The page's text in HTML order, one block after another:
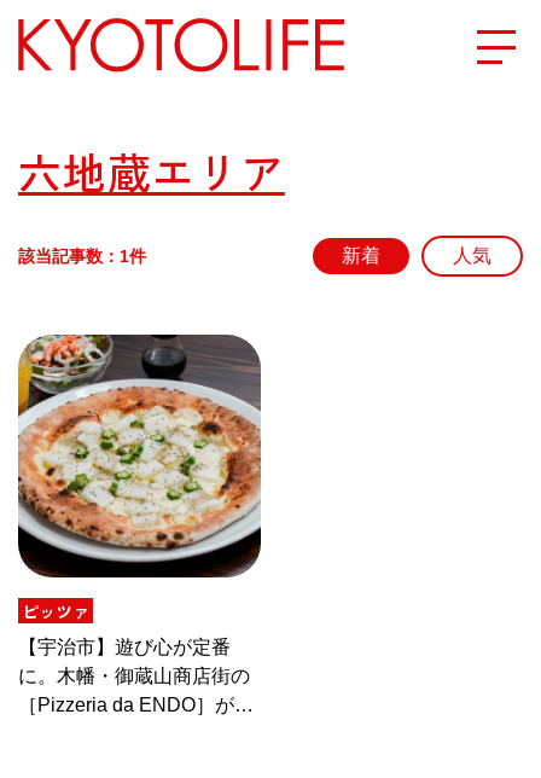
SPECIAL
NEW OPEN
SERIES
CULTURE
ABOUT US
Instagram
六地蔵エリア
該当記事数：1件
ピッツァ
【宇治市】遊び心が定番
に。木幡・御蔵山商店街の
［Pizzeria da ENDO］が生